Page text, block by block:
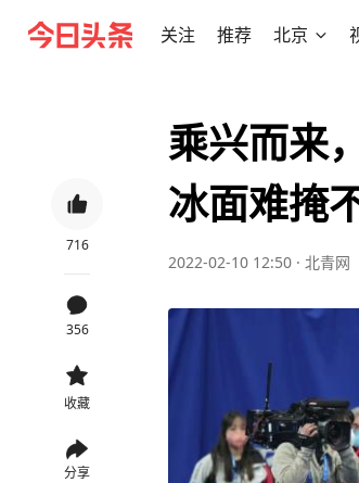
关注 推荐 北京
716
356
收藏
分享
乘兴而来
冰面难掩
2022-02-10 12:50 · 北青网